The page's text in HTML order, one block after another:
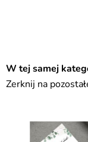
W tej samej
Zerknij na